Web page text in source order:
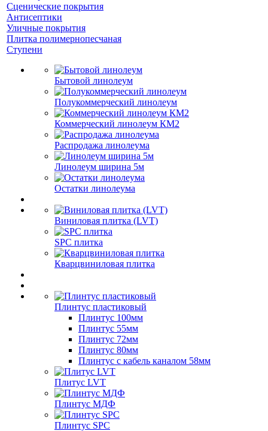
Сценические покрытия
Антисептики
Уличные покрытия
Плитка полимернопесчаная
Ступени
Бытовой линолеум
Полукоммерческий линолеум
Коммерческий линолеум КМ2
Распродажа линолеума
Линолеум ширина 5м
Остатки линолеума
Виниловая плитка (LVT)
SPC плитка
Кварцвиниловая плитка
Плинтус пластиковый
Плинтус 100мм
Плинтус 55мм
Плинтус 72мм
Плинтус 80мм
Плинтус с кабель каналом 58мм
Плитус LVT
Плинтус МДФ
Плинтус SPC